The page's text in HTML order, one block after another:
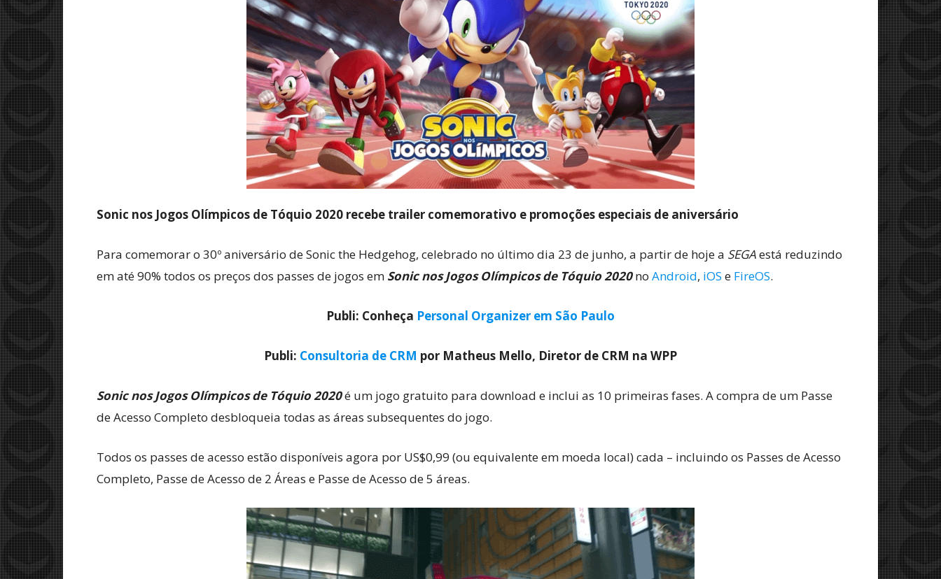
Cultura
Pop!
Sonic nos Jogos Olímpicos de Tóquio 2020 recebe trailer comemorativo e promoções especiais de aniversário
Para comemorar o 30º aniversário de Sonic the Hedgehog, celebrado no último dia 23 de junho, a partir de hoje a SEGAestá reduzindo
em até 90% todos os preços dos passes de jogos em Sonic nos Jogos Olímpicos de Tóquio 2020no Android, iOS e FireOS.
Publi: Conheça Personal Organizer em São Paulo
Publi: Consultoria de CRM por Matheus Mello, Diretor de CRM na WPP
Sonic nos Jogos Olímpicos de Tóquio 2020é um jogo gratuito para download e inclui as 10 primeiras fases. A compra de um Passe
de Acesso Completo desbloqueia todas as áreas subsequentes do jogo.
Todos os passes de acesso estão disponíveis agora por US$0,99 (ou equivalente em moeda local) cada – incluindo os Passes de Acesso
Completo, Passe de Acesso de 2 Áreas e Passe de Acesso de 5 áreas.